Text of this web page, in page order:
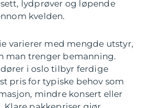
lydprøver og løpende
kvelden.
varierer med mengde utstyr,
man trenger bemanning.
i oslo tilbyr ferdige
pris for typiske behov som
mindre konsert eller